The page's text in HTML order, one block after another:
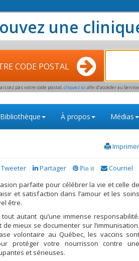
une
CODE POSTAL
pas votre code postal,cliquez iciafin d’accéder au
Bibliothèque À propos Médias
Imprimer
Courriel
Pin it
Partager
Tweeter
parfaite pour célébrer la vie et celle de
et satisfaction dans l’amour et les soins
être.
autant qu’une immense responsabilité.
mieux se documenter sur l’immunisation.
volontaire au Québec, les vaccins sont
protéger votre nourrisson contre une
et sérieuses.